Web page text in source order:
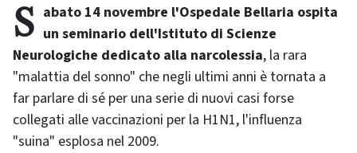
Sabato 14 novembre l'Ospedale Bellaria ospita un seminario dell'Istituto di Scienze
Neurologiche dedicato alla narcolessia, la rara
"malattia del sonno" che negli ultimi anni è tornata a
far parlare di sé per una serie di nuovi casi forse
collegati alle vaccinazioni per la H1N1, l'influenza
"suina" esplosa nel 2009.